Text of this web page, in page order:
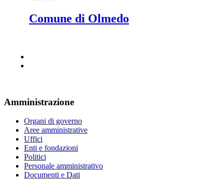
Comune di Olmedo
Amministrazione
Organi di governo
Aree amministrative
Uffici
Enti e fondazioni
Politici
Personale amministrativo
Documenti e Dati